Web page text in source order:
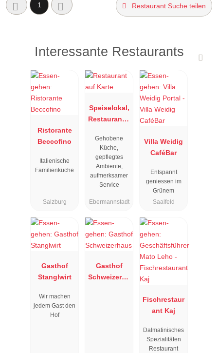
1 Restaurant Suche teilen
Interessante Restaurants
Ristorante
Beccofino
Italienische
Familienküche
Salzburg
Speiselokal,
Restaurant "
"
Gehobene
Küche,
gepflegtes
Ambiente,
aufmerksamer
Service
Ebermannstadt
Villa Weidig
CaféBar
Entspannt
geniessen im
Grünem
Saalfeld
Gasthof
Stanglwirt
Wir machen
jedem Gast den
Hof
Gasthof
Schweizerha
Fischrestaur
ant Kaj
Dalmatinisches
Spezialitäten
Restaurant